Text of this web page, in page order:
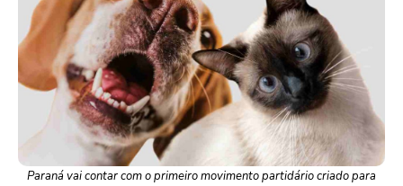
Paraná vai contar com o primeiro movimento partidário criado para